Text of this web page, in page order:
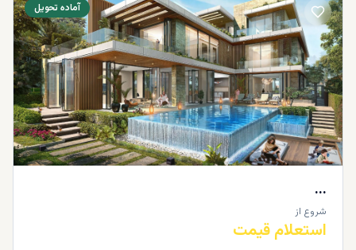
آماده تحویل
...
شروع از
استعلام قیمت